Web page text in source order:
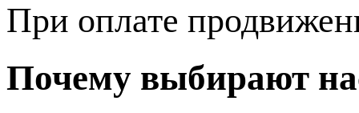
При оплате
Почему выбирают